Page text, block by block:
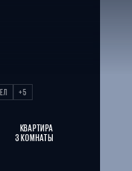
+5 № 13
КВАРТИРА
3 КОМНАТЫ